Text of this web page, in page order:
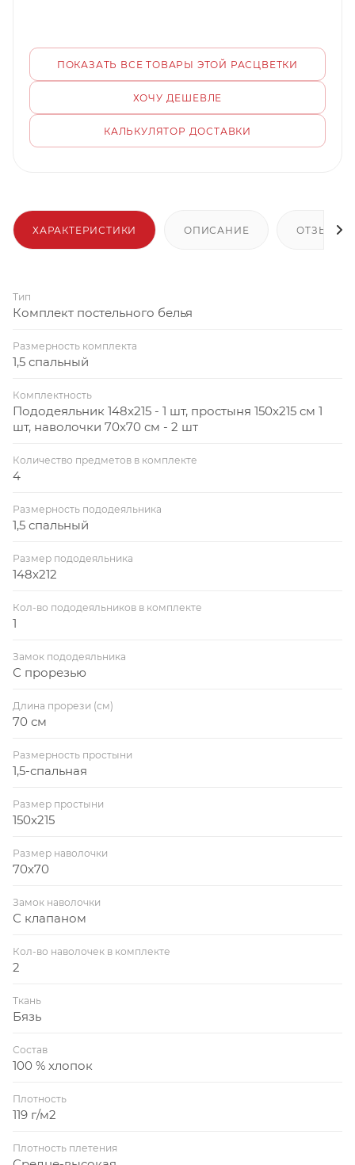
ПОКАЗАТЬ ВСЕ ТОВАРЫ ЭТОЙ РАСЦВЕТКИ
ХОЧУ ДЕШЕВЛЕ
КАЛЬКУЛЯТОР ДОСТАВКИ
ХАРАКТЕРИСТИКИ ОПИСАНИЕ ОТЗЫВЫ
Тип
Комплект постельного белья
Размерность комплекта
1,5 спальный
Комплектность
Пододеяльник 148x215 - 1 шт, простыня 150x215 см 1
шт, наволочки 70x70 см - 2 шт
Количество предметов в комплекте
4
Размерность пододеяльника
1,5 спальный
Размер пододеяльника
148x212
Кол-во пододеяльников в комплекте
1
Замок пододеяльника
С прорезью
Длина прорези (см)
70 см
Размерность простыни
1,5-спальная
Размер простыни
150x215
Размер наволочки
70x70
Замок наволочки
С клапаном
Кол-во наволочек в комплекте
2
Ткань
Бязь
Состав
100 % хлопок
Плотность
119 г/м2
Плотность плетения